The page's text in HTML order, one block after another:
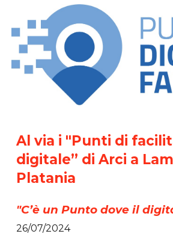
Al via i "Punti di
digitale” di Arci a
Platania
"C’è un Punto dove il
26/07/2024